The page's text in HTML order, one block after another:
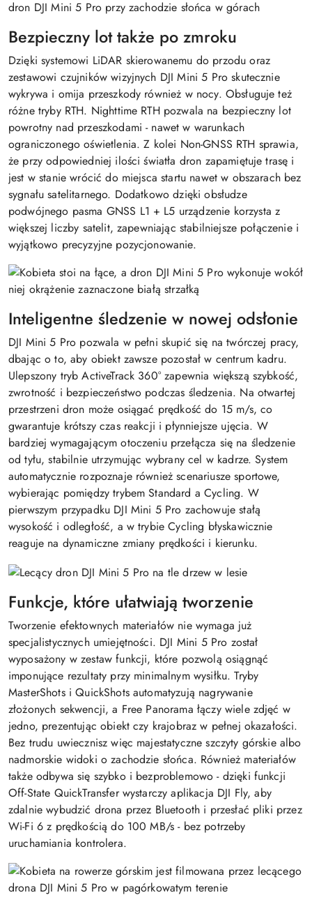
Bezpieczny lot także po zmroku
Dzięki systemowi LiDAR skierowanemu do przodu oraz
zestawowi czujników wizyjnych DJI Mini 5 Pro skutecznie
wykrywa i omija przeszkody również w nocy. Obsługuje też
różne tryby RTH. Nighttime RTH pozwala na bezpieczny lot
powrotny nad przeszkodami - nawet w warunkach
ograniczonego oświetlenia. Z kolei Non-GNSS RTH sprawia,
że przy odpowiedniej ilości światła dron zapamiętuje trasę i
jest w stanie wrócić do miejsca startu nawet w obszarach bez
sygnału satelitarnego. Dodatkowo dzięki obsłudze
podwójnego pasma GNSS L1 + L5 urządzenie korzysta z
większej liczby satelit, zapewniając stabilniejsze połączenie i
wyjątkowo precyzyjne pozycjonowanie.
Inteligentne śledzenie w nowej odsłonie
DJI Mini 5 Pro pozwala w pełni skupić się na twórczej pracy,
dbając o to, aby obiekt zawsze pozostał w centrum kadru.
Ulepszony tryb ActiveTrack 360° zapewnia większą szybkość,
zwrotność i bezpieczeństwo podczas śledzenia. Na otwartej
przestrzeni dron może osiągać prędkość do 15 m/s, co
gwarantuje krótszy czas reakcji i płynniejsze ujęcia. W
bardziej wymagającym otoczeniu przełącza się na śledzenie
od tyłu, stabilnie utrzymując wybrany cel w kadrze. System
automatycznie rozpoznaje również scenariusze sportowe,
wybierając pomiędzy trybem Standard a Cycling. W
pierwszym przypadku DJI Mini 5 Pro zachowuje stałą
wysokość i odległość, a w trybie Cycling błyskawicznie
reaguje na dynamiczne zmiany prędkości i kierunku.
Funkcje, które ułatwiają tworzenie
Tworzenie efektownych materiałów nie wymaga już
specjalistycznych umiejętności. DJI Mini 5 Pro został
wyposażony w zestaw funkcji, które pozwolą osiągnąć
imponujące rezultaty przy minimalnym wysiłku. Tryby
MasterShots i QuickShots automatyzują nagrywanie
złożonych sekwencji, a Free Panorama łączy wiele zdjęć w
jedno, prezentując obiekt czy krajobraz w pełnej okazałości.
Bez trudu uwiecznisz więc majestatyczne szczyty górskie albo
nadmorskie widoki o zachodzie słońca. Również materiałów
także odbywa się szybko i bezproblemowo - dzięki funkcji
Off-State QuickTransfer wystarczy aplikacja DJI Fly, aby
zdalnie wybudzić drona przez Bluetooth i przesłać pliki przez
Wi-Fi 6 z prędkością do 100 MB/s - bez potrzeby
uruchamiania kontrolera.